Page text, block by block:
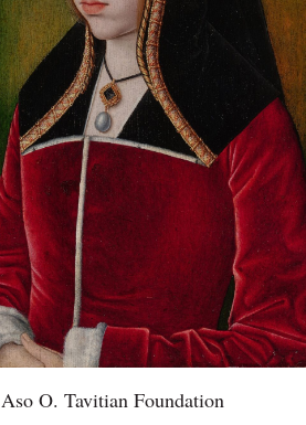
Aso O. Tavitian Foundation